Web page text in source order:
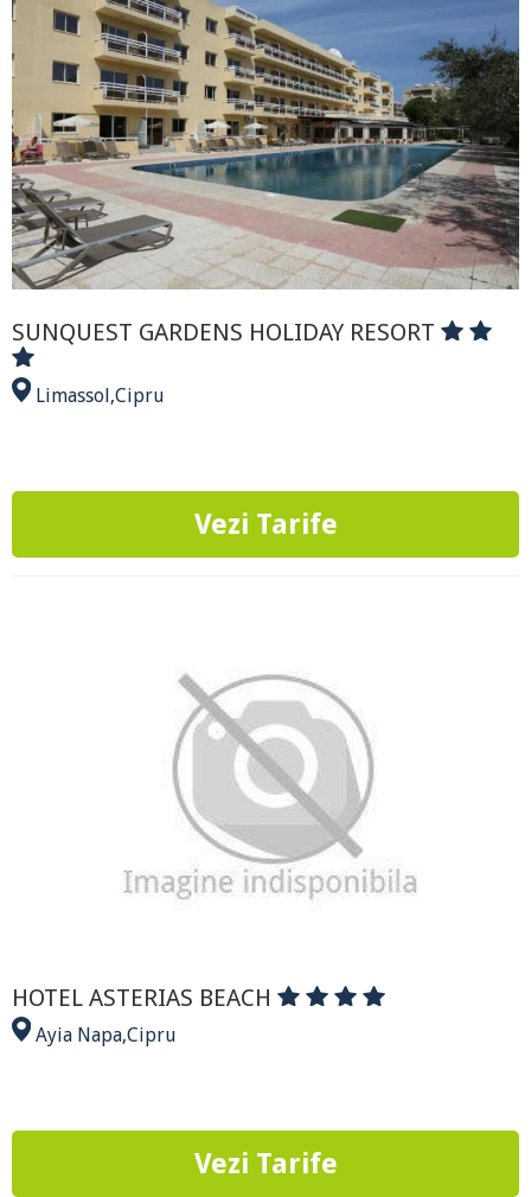
SUNQUEST GARDENS HOLIDAY RESORT
Limassol,Cipru
Vezi Tarife
HOTEL ASTERIAS BEACH
Ayia Napa,Cipru
Vezi Tarife